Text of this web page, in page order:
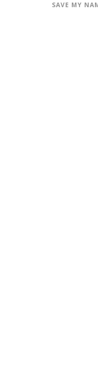
SAVE MY